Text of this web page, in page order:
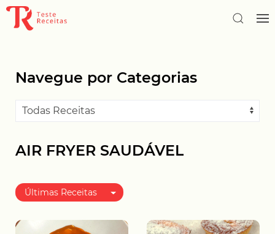
Navegue por Categorias
AIR FRYER SAUDÁVEL
Últimas Receitas
Mais populares